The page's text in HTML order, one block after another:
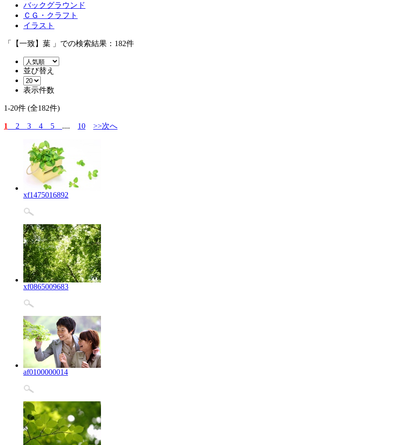
バックグラウンド
ＣＧ・クラフト
イラスト
「【一致】葉 」での検索結果：182件
並び替え
表示件数
1-20件 (全182件)
1 2 3 4 5 .... 10 >>次へ
xf1475016892
xf0865009683
af0100000014